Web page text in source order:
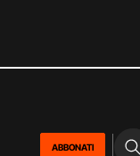
ABBONATI